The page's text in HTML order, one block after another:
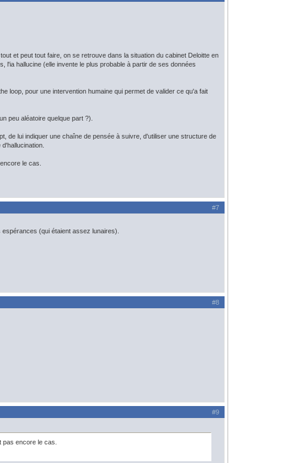
et peut tout faire, on se retrouve dans la situation du cabinet Deloitte en
l'ia hallucine (elle invente le plus probable à partir de ses données
loop, pour une intervention humaine qui permet de valider ce qu'a fait
peu aléatoire quelque part ?).
de lui indiquer une chaîne de pensée à suivre, d'utiliser une structure de
le cas.
#7
(qui étaient assez lunaires).
#8
#9
encore le cas.